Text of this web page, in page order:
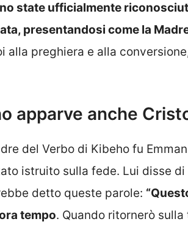
state ufficialmente
presentandosi come la
alla preghiera e alla
apparve anche
del Verbo di Kibeho fu
istruito sulla fede. Lui disse
detto queste parole:
tempo. Quando ritornerò sulla